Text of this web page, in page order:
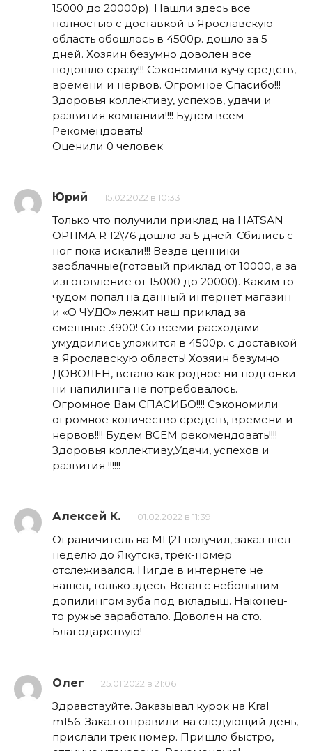
15000 до 20000р). Нашли здесь все
полностью с доставкой в Ярославскую
область обошлось в 4500р. дошло за 5
дней. Хозяин безумно доволен все
подошло сразу!!! Сэкономили кучу средств,
времени и нервов. Огромное Спасибо!!!
Здоровья коллективу, успехов, удачи и
развития компании!!!! Будем всем
Рекомендовать!
Оценили 0 человек
Юрий 15.02.2022 в 10:33
Только что получили приклад на HATSAN
OPTIMA R 12\76 дошло за 5 дней. Сбились с
ног пока искали!!! Везде ценники
заоблачные(готовый приклад от 10000, а за
изготовление от 15000 до 20000). Каким то
чудом попал на данный интернет магазин
и «О ЧУДО» лежит наш приклад за
смешные 3900! Со всеми расходами
умудрились уложится в 4500р. с доставкой
в Ярославскую область! Хозяин безумно
ДОВОЛЕН, встало как родное ни подгонки
ни напилинга не потребовалось.
Огромное Вам СПАСИБО!!!! Сэкономили
огромное количество средств, времени и
нервов!!!! Будем ВСЕМ рекомендовать!!!!
Здоровья коллективу,Удачи, успехов и
развития !!!!!!
Алексей К. 01.02.2022 в 11:39
Ограничитель на МЦ21 получил, заказ шел
неделю до Якутска, трек-номер
отслеживался. Нигде в интернете не
нашел, только здесь. Встал с небольшим
допилингом зуба под вкладыш. Наконец-
то ружье заработало. Доволен на сто.
Благодарствую!
Олег 25.01.2022 в 21:06
Здравствуйте. Заказывал курок на Kral
m156. Заказ отправили на следующий день,
прислали трек номер. Пришло быстро,